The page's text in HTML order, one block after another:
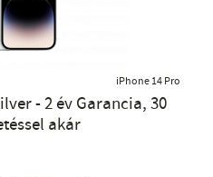
iPhone 14 Pro
- 2 év Garancia, 30
akár